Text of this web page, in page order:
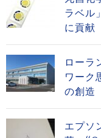
ラベル
に貢献
ロー
ワーク
の創造
エプソ